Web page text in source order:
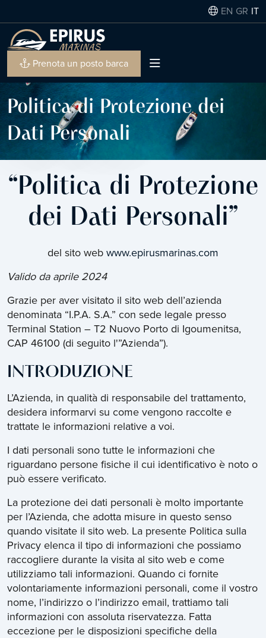
EN GR IT
Prenota un posto barca
Politica di Protezione dei
Dati Personali
“Politica di Protezione
dei Dati Personali”
del sito webwww.epirusmarinas.com
Valido da aprile 2024
Grazie per aver visitato il sito web dell’azienda
denominata “I.P.A. S.A.” con sede legale presso
Terminal Station – T2 Nuovo Porto di Igoumenitsa,
CAP 46100 (di seguito l'”Azienda”).
INTRODUZIONE
L’Azienda, in qualità di responsabile del trattamento,
desidera informarvi su come vengono raccolte e
trattate le informazioni relative a voi.
I dati personali sono tutte le informazioni che
riguardano persone fisiche il cui identificativo è noto o
può essere verificato.
La protezione dei dati personali è molto importante
per l’Azienda, che adotta misure in questo senso
quando visitate il sito web. La presente Politica sulla
Privacy elenca il tipo di informazioni che possiamo
raccogliere durante la visita al sito web e come
utilizziamo tali informazioni. Quando ci fornite
volontariamente informazioni personali, come il vostro
nome, l’indirizzo o l’indirizzo email, trattiamo tali
informazioni con assoluta riservatezza. Fatta
eccezione per le disposizioni specifiche della